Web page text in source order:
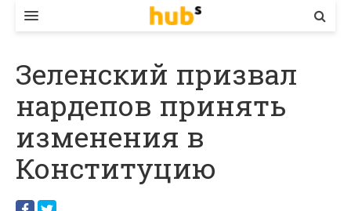
ЕКОНОМІКА
БІЗНЕС
СТАРТЕР
КОНТАКТИ
Зеленский призвал
нардепов принять
изменения в
Конституцию